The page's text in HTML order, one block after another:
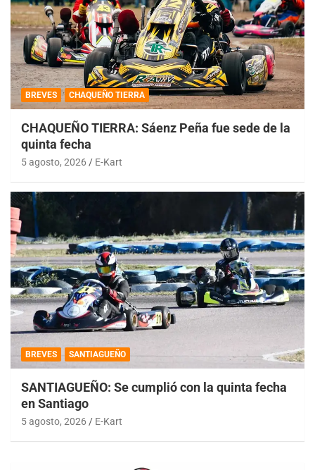
BREVES CHAQUEÑO TIERRA
CHAQUEÑO TIERRA: Sáenz Peña fue sede de la
quinta fecha
5 agosto, 2026 E-Kart
BREVES SANTIAGUEÑO
SANTIAGUEÑO: Se cumplió con la quinta fecha
en Santiago
5 agosto, 2026 E-Kart